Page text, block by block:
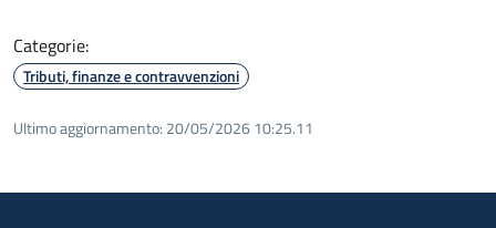
Categorie:
Tributi, finanze e contravvenzioni
Ultimo aggiornamento: 20/05/2026 10:25.11